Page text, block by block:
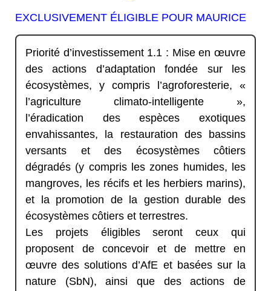
EXCLUSIVEMENT ÉLIGIBLE POUR MAURICE
Priorité d’investissement 1.1 : Mise en œuvre
des actions d’adaptation fondée sur les
écosystèmes, y compris l’agroforesterie, «
l’agriculture climato-intelligente »,
l’éradication des espèces exotiques
envahissantes, la restauration des bassins
versants et des écosystèmes côtiers
dégradés (y compris les zones humides, les
mangroves, les récifs et les herbiers marins),
et la promotion de la gestion durable des
écosystèmes côtiers et terrestres.
Les projets éligibles seront ceux qui
proposent de concevoir et de mettre en
œuvre des solutions d’AfE et basées sur la
nature (SbN), ainsi que des actions de